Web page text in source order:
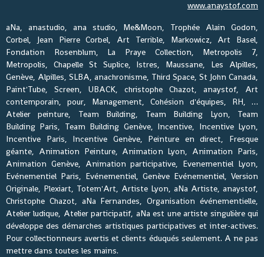
www.anaystof.com
aNa, anastudio, ana studio, Me&Moon, Trophée Alain Godon,
Corbel, Jean Pierre Corbel, Art Terrible, Markowicz, Art Basel,
Fondation Rosenblum, La Praye Collection, Metropolis 7,
Metropolis, Chapelle St Suplice, Istres, Maussane, Les Alpilles,
Genève, Alpilles, SLBA, anachronisme, Third Space, St John Canada,
Paint'Tube, Screen, UBACK, christophe Chazot, anaystof, Art
contemporain, pour, Management, Cohésion d'équipes, RH, …
Atelier peinture, Team Building, Team Building Lyon, Team
Building Paris, Team Building Genève, Incentive, Incentive Lyon,
Incentive Paris, Incentive Genève, Peinture en direct, Fresque
géante, Animation Peinture, Animation Lyon, Animation Paris,
Animation Genève, Animation participative, Evenementiel Lyon,
Evénementiel Paris, Evénementiel, Genève Evénementiel, Version
Originale, Plexiart, Totem'Art, Artiste Lyon, aNa Artiste, anaystof,
Christophe Chazot, aNa Fernandes, Organisation événementielle,
Atelier ludique, Atelier participatif, aNa est une artiste singulière qui
développe des démarches artistiques participatives et inter-actives.
Pour collectionneurs avertis et clients éduqués seulement. A ne pas
mettre dans toutes les mains.